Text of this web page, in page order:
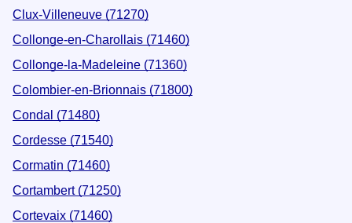
Clux-Villeneuve (71270)
Collonge-en-Charollais (71460)
Collonge-la-Madeleine (71360)
Colombier-en-Brionnais (71800)
Condal (71480)
Cordesse (71540)
Cormatin (71460)
Cortambert (71250)
Cortevaix (71460)